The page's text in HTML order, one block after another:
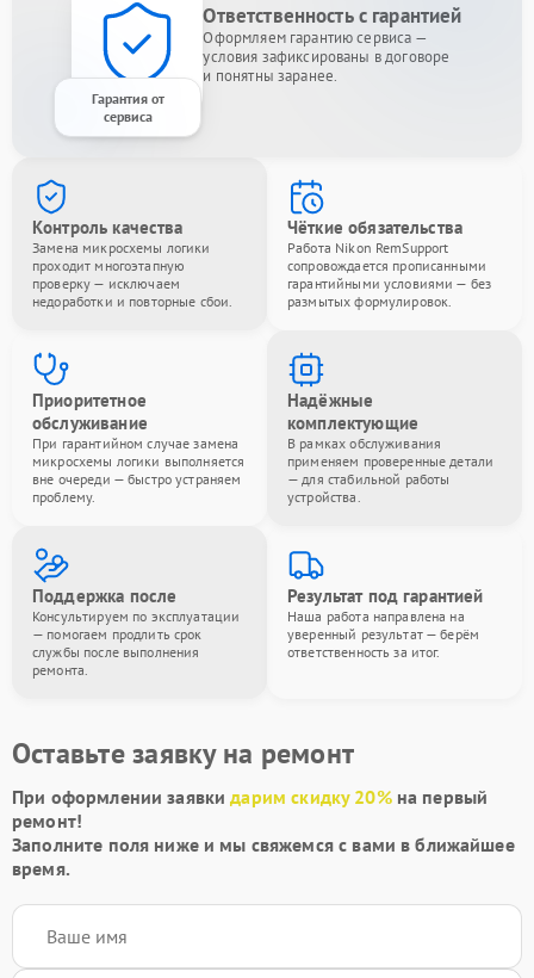
Гарантия от
сервиса
Ответственность с гарантией
Оформляем гарантию сервиса —
условия зафиксированы в договоре
и понятны заранее.
Контроль качества
Замена микросхемы логики
проходит многоэтапную
проверку — исключаем
недоработки и повторные сбои.
Чёткие обязательства
Работа Nikon RemSupport
сопровождается прописанными
гарантийными условиями — без
размытых формулировок.
Приоритетное
обслуживание
При гарантийном случае замена
микросхемы логики выполняется
вне очереди — быстро устраняем
проблему.
Надёжные
комплектующие
В рамках обслуживания
применяем проверенные детали
— для стабильной работы
устройства.
Поддержка после
Консультируем по эксплуатации
— помогаем продлить срок
службы после выполнения
ремонта.
Результат под гарантией
Наша работа направлена на
уверенный результат — берём
ответственность за итог.
Оставьте заявку на ремонт
При оформлении заявкидарим скидку 20%на первый
ремонт!
Заполните поля ниже и мы свяжемся с вами в ближайшее
время.